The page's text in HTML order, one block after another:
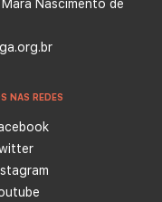
Nascimento de
NAS REDES